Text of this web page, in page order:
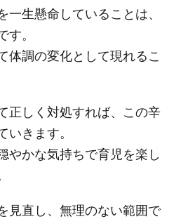
生懸命していることは、
す。
体調の変化として現れるこ
正しく対処すれば、この辛
いきます。
やかな気持ちで育児を楽し
見直し、無理のない範囲で